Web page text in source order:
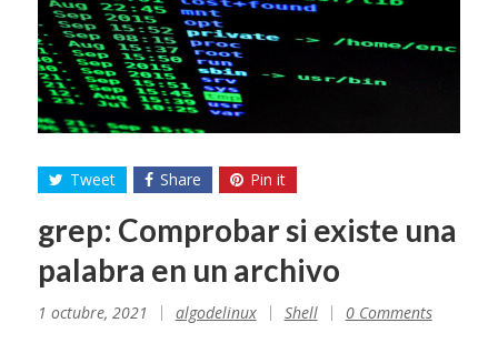
Tweet Share Pin it
grep: Comprobar si existe una
palabra en un archivo
1 octubre, 2021 algodelinux Shell 0 Comments